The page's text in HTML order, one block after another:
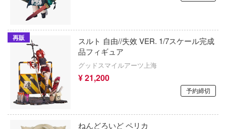
再販
スルト 自由//失效 VER. 1/7スケール完成
品フィギュア
グッドスマイルアーツ上海
¥ 21,200
予約締切
ねんどろいど ペリカ
サイバーパンク: エッジランナーズ
Summer Pockets
30 MINUTES SISTERS (サーティ ミニ
室の人間嫌い教師
ソーマ
ラ友崎くん
キャラ！
レインどこへいく?
イク・ザ・ブラッド
クウィッチーズ